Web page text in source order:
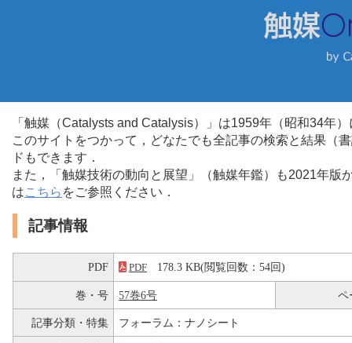
「触媒（Catalysts and Catalysis）」は1959年（昭和34年
このサイトをつかって，どなたでも全記事の検索と結果（
ドもできます．
また，「触媒技術の動向と展望」（触媒年鑑）も2021年
はこちら をご参照ください．
記事情報
PDF PDF 178.3 KB(閲覧回数：54回)
巻・号 57巻6号 ペ
記事分類・特集 フォーラム：ナノシート